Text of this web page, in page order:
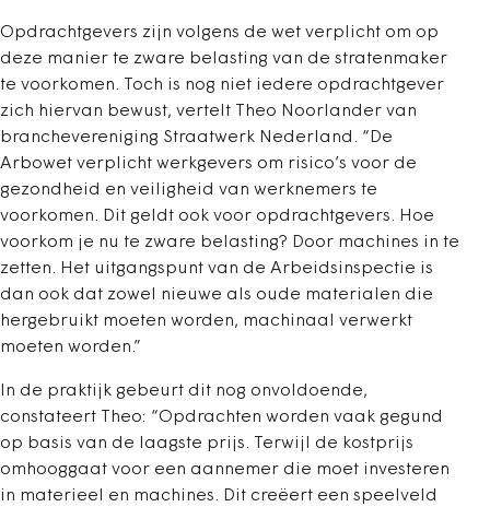
Opdrachtgevers zijn volgens de wet verplicht om op
deze manier te zware belasting van de stratenmaker
te voorkomen. Toch is nog niet iedere opdrachtgever
zich hiervan bewust, vertelt Theo Noorlander van
branchevereniging Straatwerk Nederland. “De
Arbowet verplicht werkgevers om risico’s voor de
gezondheid en veiligheid van werknemers te
voorkomen. Dit geldt ook voor opdrachtgevers. Hoe
voorkom je nu te zware belasting? Door machines in te
zetten. Het uitgangspunt van de Arbeidsinspectie is
dan ook dat zowel nieuwe als oude materialen die
hergebruikt moeten worden, machinaal verwerkt
moeten worden.”
In de praktijk gebeurt dit nog onvoldoende,
constateert Theo: “Opdrachten worden vaak gegund
op basis van de laagste prijs. Terwijl de kostprijs
omhooggaat voor een aannemer die moet investeren
in materieel en machines. Dit creëert een speelveld